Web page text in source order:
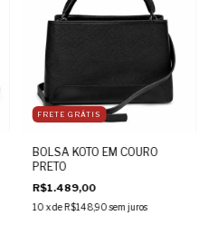
FRETE GRÁTIS
BOLSA KOTO EM COURO
PRETO
R$1.489,00
10 x de R$148,90 sem juros